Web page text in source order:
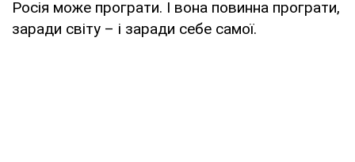
Росія може програти. І вона повинна програти,
заради світу – і заради себе самої.